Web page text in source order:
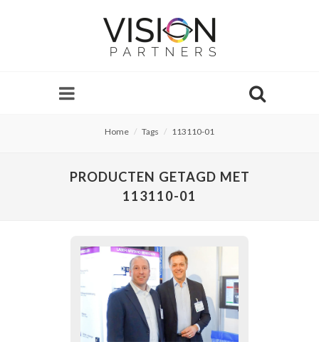
Home Tags 113110-01
PRODUCTEN GETAGD MET
113110-01